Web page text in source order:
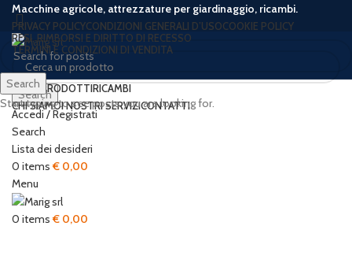
Macchine agricole, attrezzature per giardinaggio, ricambi.
PRIVACY POLICYCONDIZIONI GENERALI D’USOCOOKIE POLICY
RESI, RIMBORSI E DIRITTO DI RECESSO
TERMINI E CONDIZIONI DI VENDITA
Search
Accedi / Registrati
Search
Lista dei desideri
0 items € 0,00
Menu
0 items € 0,00
HOME PRODOTTIRICAMBI
CHI SIAMOI NOSTRI SERVIZICONTATTI
-27% Hot
Watch video
Search
Start typing to see posts you are looking for.